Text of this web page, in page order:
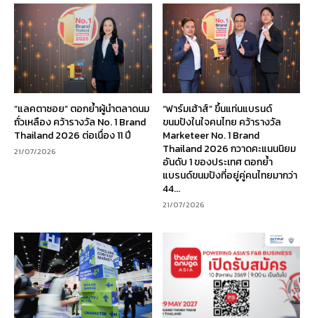
“แลคตาซอย” ตอกย้ำผู้นำตลาดนม
ถั่วเหลือง คว้ารางวัล No. 1 Brand
Thailand 2026 ต่อเนื่อง 11 ปี
21/07/2026
“ฟาร์มเฮ้าส์” ขึ้นแท่นแบรนด์
ขนมปังในใจคนไทย คว้ารางวัล
Marketeer No. 1 Brand
Thailand 2026 กวาดคะแนนนิยม
อันดับ 1 ของประเทศ ตอกย้ำ
แบรนด์ขนมปังที่อยู่คู่คนไทยมากว่า
44...
21/07/2026